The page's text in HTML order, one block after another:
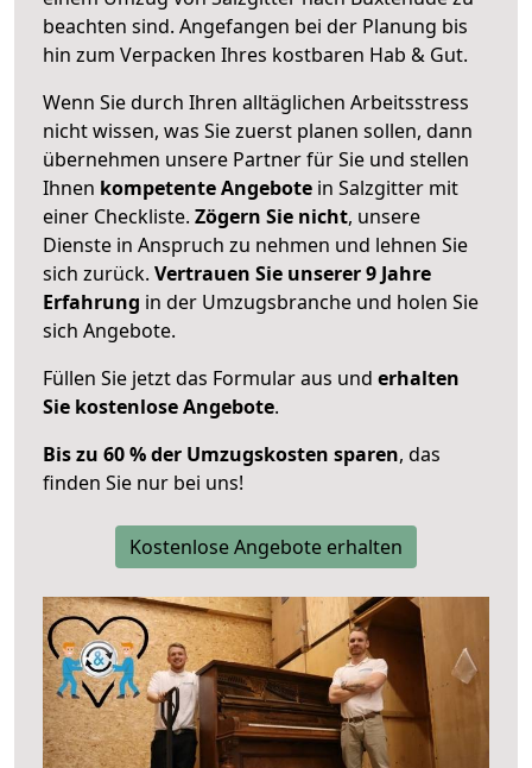
beachten sind. Angefangen bei der Planung bis
hin zum Verpacken Ihres kostbaren Hab & Gut.
Wenn Sie durch Ihren alltäglichen Arbeitsstress
nicht wissen, was Sie zuerst planen sollen, dann
übernehmen unsere Partner für Sie und stellen
Ihnen kompetente Angebote in Salzgitter mit
einer Checkliste. Zögern Sie nicht, unsere
Dienste in Anspruch zu nehmen und lehnen Sie
sich zurück. Vertrauen Sie unserer 9 Jahre
Erfahrung in der Umzugsbranche und holen Sie
sich Angebote.
Füllen Sie jetzt das Formular aus und erhalten
Sie kostenlose Angebote.
Bis zu 60 % der Umzugskosten sparen, das
finden Sie nur bei uns!
Kostenlose Angebote erhalten